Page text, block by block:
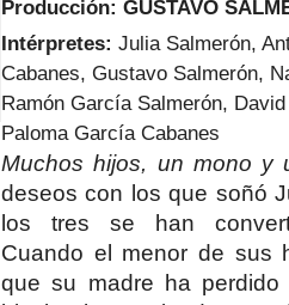
Producción: GUSTAVO
Intérpretes: Julia Salmerón,
Cabanes, Gustavo Salmerón,
Ramón García Salmerón,
Paloma García Cabanes
Muchos hijos, un mono y
deseos con los que soñó
los tres se han
Cuando el menor de sus
que su madre ha